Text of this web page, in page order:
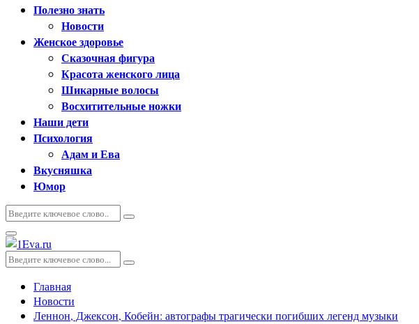
Полезно знать
Новости
Женское здоровье
Сказочная фигура
Красота женского лица
Шикарные волосы
Восхитительные ножки
Наши дети
Психология
Адам и Ева
Вкусняшка
Юмор
Искать:
Поиск
Основное
меню
Искать:
Поиск
Главная
Новости
Леннон, Джексон, Кобейн: автографы трагически погибших легенд музыки